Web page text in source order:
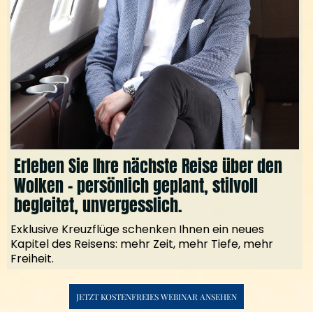
Erleben Sie Ihre nächste Reise über den
Wolken – persönlich geplant, stilvoll
begleitet, unvergesslich.
Exklusive Kreuzflüge schenken Ihnen ein neues
Kapitel des Reisens: mehr Zeit, mehr Tiefe, mehr
Freiheit.
JETZT KOSTENFREIES WEBINAR ANSEHEN